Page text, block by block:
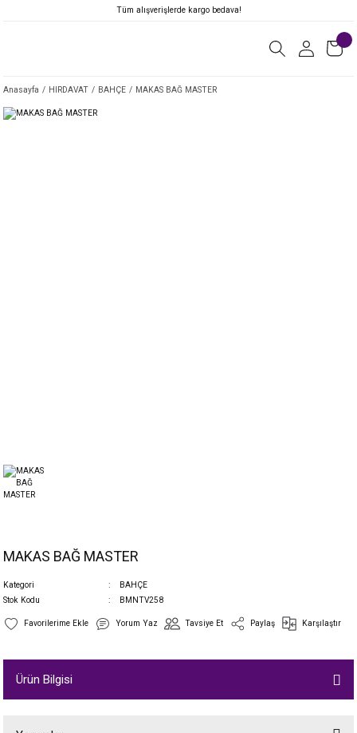
Tüm alışverişlerde kargo bedava!
Anasayfa HIRDAVAT BAHÇE MAKAS BAĞ MASTER
MAKAS BAĞ MASTER
Kategori
BAHÇE
Stok Kodu
BMNTV258
Yorum Yaz Tavsiye Et Paylaş Karşılaştır
Ürün Bilgisi